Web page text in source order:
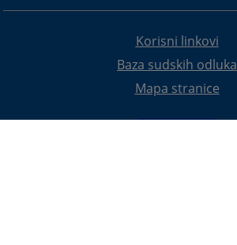
Korisni linkovi
Baza sudskih odluka
Mapa stranice